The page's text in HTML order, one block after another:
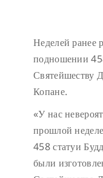
Неделей ранее
подношении
Святейшеству
Копане.
«У нас
прошлой
458 статуи
были